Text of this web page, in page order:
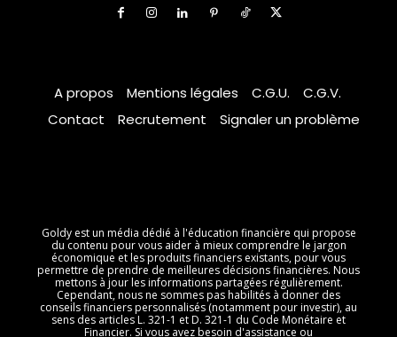
A propos Mentions légales C.G.U.
C.G.V.
Contact
Recrutement Signaler un problème
Goldy est un média dédié à l'éducation financière qui propose
du contenu pour vous aider à mieux comprendre le jargon
économique et les produits financiers existants, pour vous
permettre de prendre de meilleures décisions financières. Nous
mettons à jour les informations partagées régulièrement.
Cependant, nous ne sommes pas habilités à donner des
conseils financiers personnalisés (notamment pour investir), au
sens des articles L. 321-1 et D. 321-1 du Code Monétaire et
Financier. Si vous avez besoin d'assistance ou